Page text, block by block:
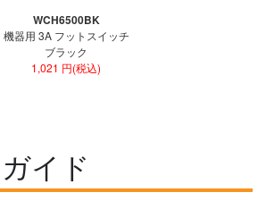
WCH6500BK
機器用 3A フットスイッチ
ブラック
1,021 円(税込)
イド